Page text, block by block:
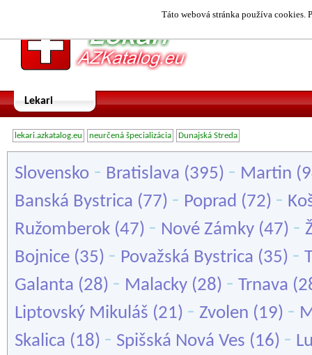
Táto webová stránka používa cookies.
Lekari
lekari.azkatalog.eu neurčená špecializácia Dunajská Streda
Slovensko - Bratislava (395) - Martin
Banská Bystrica (77) - Poprad (72) -
Ružomberok (47) - Nové Zámky (47) -
Bojnice (35) - Považská Bystrica (35) -
Galanta (28) - Malacky (28) - Trnava
Liptovský Mikuláš (21) - Zvolen (19) -
Skalica (18) - Spišská Nová Ves (16) -